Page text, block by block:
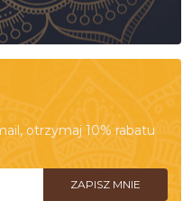
otrzymaj 10% rabatu